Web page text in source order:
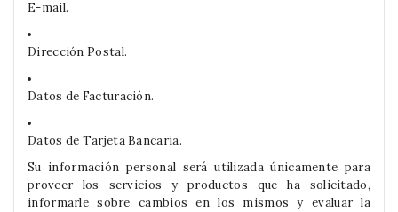
E-mail.
Dirección Postal.
Datos de Facturación.
Datos de Tarjeta Bancaria.
Su información personal será utilizada únicamente para
proveer los servicios y productos que ha solicitado,
informarle sobre cambios en los mismos y evaluar la